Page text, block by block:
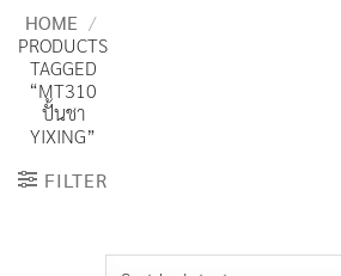
HOME /
PRODUCTS
TAGGED
“MT310
ปั้นชา
YIXING”
FILTER